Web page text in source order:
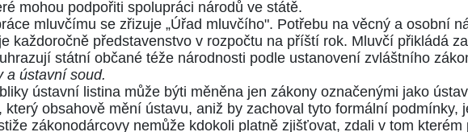
mohou podpořiti spolupráci národů ve státě.
mluvčímu se zřizuje „Úřad mluvčího". Potřebu na věcný a osobní
každoročně představenstvo v rozpočtu na příští rok. Mluvčí přikládá
státní občané téže národnosti podle ustanovení zvláštního
a ústavní soud.
ústavní listina může býti měněna jen zákony označenými jako
který obsahově mění ústavu, aniž by zachoval tyto formální podmínky,
zákonodárcovy nemůže kdokoli platně zjišťovat, zdali v tom